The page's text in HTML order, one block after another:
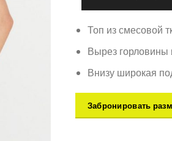
Топ из смесовой
Вырез
Внизу широкая
Забронировать